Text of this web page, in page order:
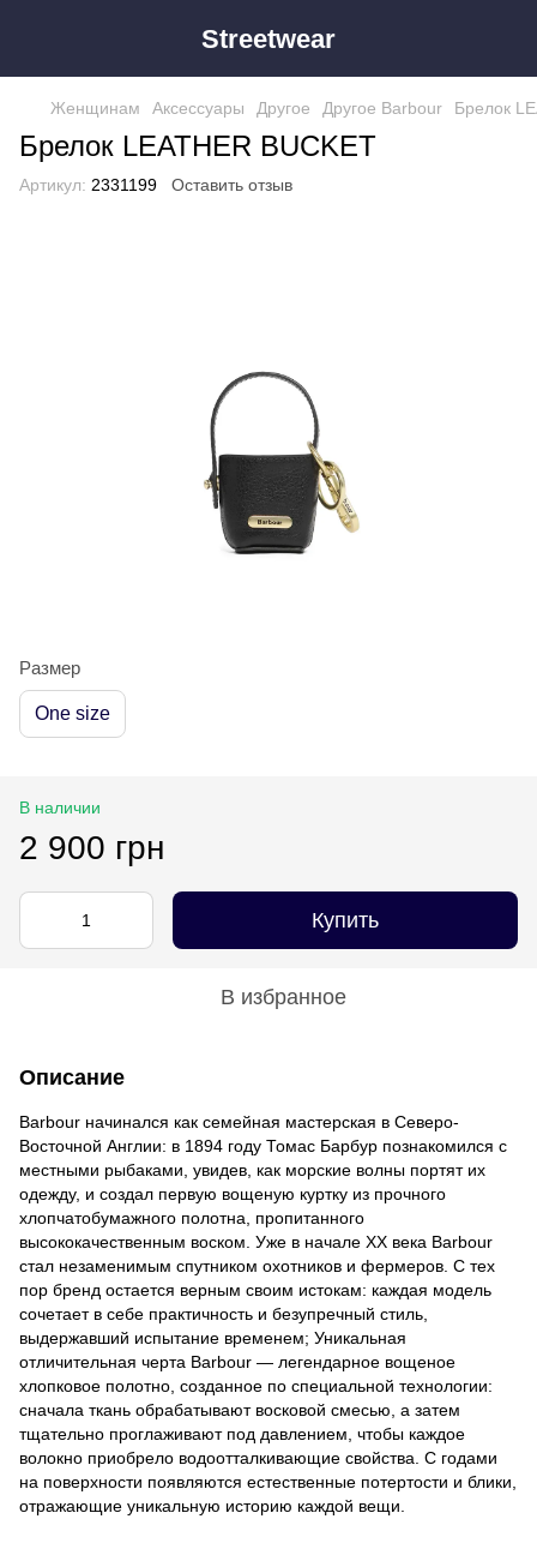
Streetwear
Женщинам Аксессуары Другое Другое Barbour Брелок
Брелок LEATHER BUCKET
Артикул: 2331199 Оставить отзыв
Размер
One size
В наличии
2 900 грн
Купить
В избранное
Описание
Barbour начинался как семейная мастерская в Северо-
Восточной Англии: в 1894 году Томас Барбур познакомился с
местными рыбаками, увидев, как морские волны портят их
одежду, и создал первую вощеную куртку из прочного
хлопчатобумажного полотна, пропитанного
высококачественным воском. Уже в начале XX века Barbour
стал незаменимым спутником охотников и фермеров. С тех
пор бренд остается верным своим истокам: каждая модель
сочетает в себе практичность и безупречный стиль,
выдержавший испытание временем; Уникальная
отличительная черта Barbour — легендарное вощеное
хлопковое полотно, созданное по специальной технологии:
сначала ткань обрабатывают восковой смесью, а затем
тщательно проглаживают под давлением, чтобы каждое
волокно приобрело водоотталкивающие свойства. С годами
на поверхности появляются естественные потертости и блики,
отражающие уникальную историю каждой вещи.